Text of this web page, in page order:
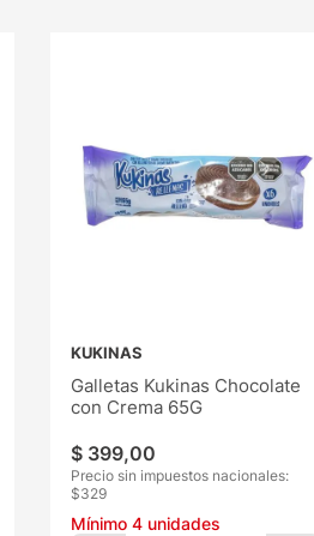
KUKINAS
Galletas Kukinas Chocolate
con Crema 65G
$ 399,00
Precio sin impuestos nacionales:
$329
Mínimo 4unidades